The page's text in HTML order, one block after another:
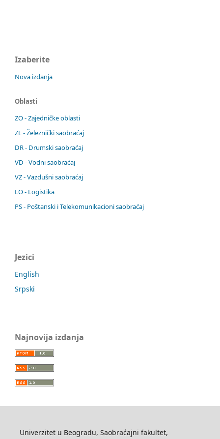
Izaberite
Nova izdanja
Oblasti
ZO - Zajedničke oblasti
ZE - Železnički saobraćaj
DR - Drumski saobraćaj
VD - Vodni saobraćaj
VZ - Vazdušni saobraćaj
LO - Logistika
PS - Poštanski i Telekomunikacioni saobraćaj
Jezici
English
Srpski
Najnovija izdanja
Univerzitet u Beogradu, Saobraćajni fakultet,